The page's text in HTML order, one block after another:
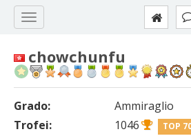
chowchunfu
Grado:
Ammiraglio
Trofei:
1046 TOP